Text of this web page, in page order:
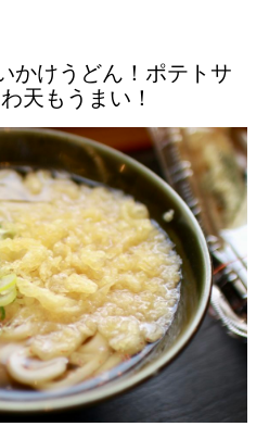
かけうどん！ポテトサ
天もうまい！